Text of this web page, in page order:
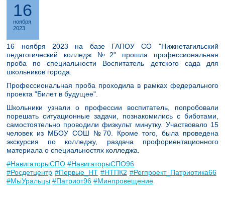
16
ноября
2023
16 ноября 2023 на базе ГАПОУ СО "Нижнетагильский
педагогический колледж №2" прошла профессиональная
проба по специальности Воспитатель детского сада для
школьников города.
Профессиональная проба проходила в рамках федерального
проекта "Билет в будущее".
Школьники узнали о профессии воспитатель, попробовали
порешать ситуационные задачи, познакомились с биботами,
самостоятельно проводили физкульт минутку. Участвовало 15
человек из МБОУ СОШ №70. Кроме того, была проведена
экскурсия по колледжу, раздача профориентационного
материала о специальностях колледжа.
#НавигаторыСПО #НавигаторыСПО96
#Росдетцентр #Первые_НТ #НТПК2 #Регпроект_Патриотика66
#МыУральцы #Патриот96 #Минпровещение